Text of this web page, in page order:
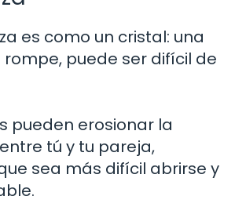
es como un cristal: una
rompe, puede ser difícil de
pueden erosionar la
tú y tu pareja,
sea más difícil abrirse y